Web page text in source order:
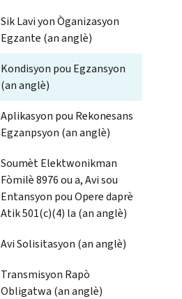
Sik Lavi yon Òganizasyon
Egzante (an anglè)
Kondisyon pou Egzansyon
(an anglè)
Aplikasyon pou Rekonesans
Egzanpsyon (an anglè)
Soumèt Elektwonikman
Fòmilè 8976 ou a, Avi sou
Entansyon pou Opere daprè
Atik 501(c)(4) la (an anglè)
Avi Solisitasyon (an anglè)
Transmisyon Rapò
Obligatwa (an anglè)